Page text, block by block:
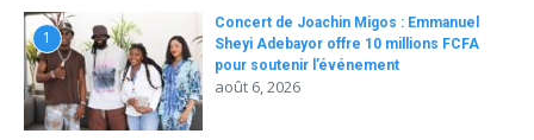
1
Concert de Joachin Migos : Emmanuel
Sheyi Adebayor offre 10 millions FCFA
pour soutenir l’événement
août 6, 2026